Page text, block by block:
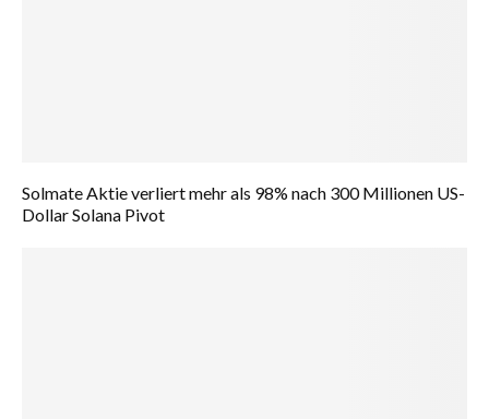
Solmate Aktie verliert mehr als 98% nach 300 Millionen US-
Dollar Solana Pivot